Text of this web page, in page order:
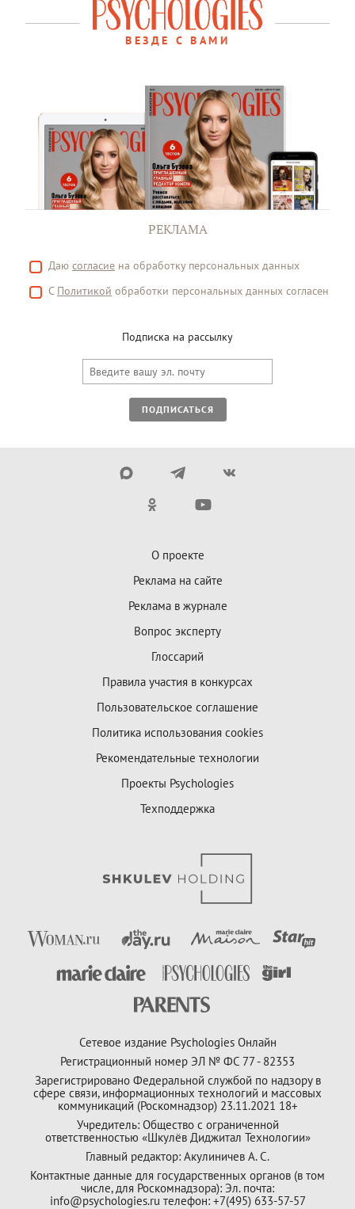
ВЕЗДЕ С ВАМИ
РЕКЛАМА
Даю согласие на обработку персональных данных
С Политикой обработки персональных данных согласен
Подписка на рассылку
ПОДПИСАТЬСЯ
О проекте
Реклама на сайте
Реклама в журнале
Вопрос эксперту
Глоссарий
Правила участия в конкурсах
Пользовательское соглашение
Политика использования cookies
Рекомендательные технологии
Проекты Psychologies
Техподдержка
Сетевое издание Psychologies Онлайн
Регистрационный номер ЭЛ № ФС 77 - 82353
Зарегистрировано Федеральной службой по надзору в
сфере связи, информационных технологий и массовых
коммуникаций (Роскомнадзор) 23.11.2021 18+
Учредитель: Общество с ограниченной
ответственностью «Шкулёв Диджитал Технологии»
Главный редактор: Акулиничев А. С.
Контактные данные для государственных органов (в том
числе, для Роскомнадзора): Эл. почта:
info@psychologies.ru телефон: +7(495) 633-57-57